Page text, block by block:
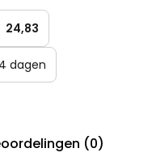
24,83
dagen
(0)